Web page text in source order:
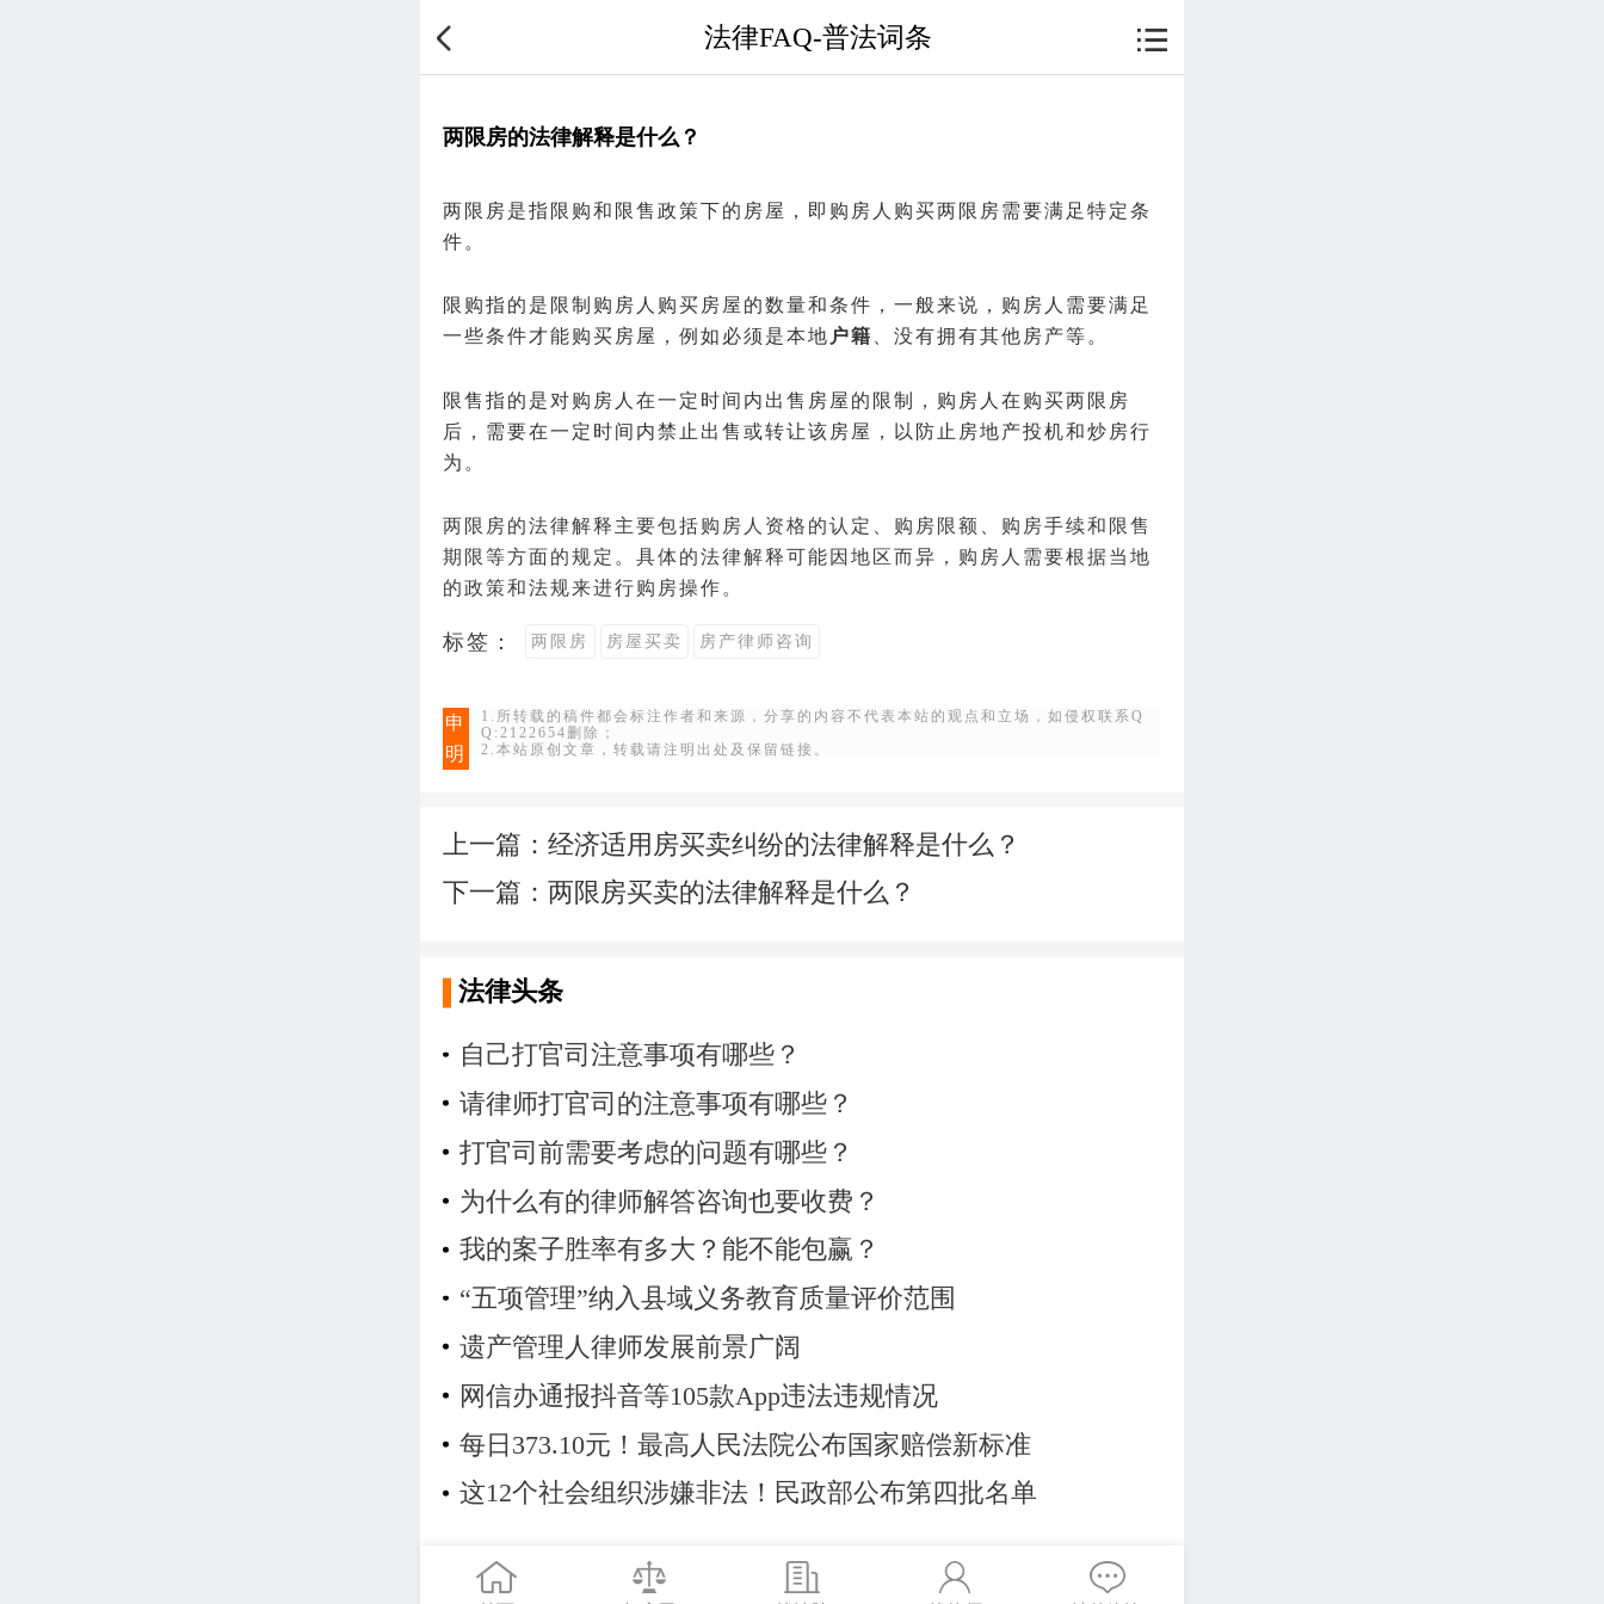
法律FAQ-普法词条
两限房的法律解释是什么？
两限房是指限购和限售政策下的房屋，即购房人购买两限房需要满足特定条
件。
限购指的是限制购房人购买房屋的数量和条件，一般来说，购房人需要满足
一些条件才能购买房屋，例如必须是本地 户籍 、没有拥有其他房产等。
限售指的是对购房人在一定时间内出售房屋的限制，购房人在购买两限房
后，需要在一定时间内禁止出售或转让该房屋，以防止房地产投机和炒房行
为。
两限房的法律解释主要包括购房人资格的认定、购房限额、购房手续和限售
期限等方面的规定。具体的法律解释可能因地区而异，购房人需要根据当地
的政策和法规来进行购房操作。
标签： 两限房 房屋买卖 房产律师咨询
申
明
1.所转载的稿件都会标注作者和来源，分享的内容不代表本站的观点和立场，如侵权联系Q
Q:2122654删除；
2.本站原创文章，转载请注明出处及保留链接。
上一篇：经济适用房买卖纠纷的法律解释是什么？
下一篇：两限房买卖的法律解释是什么？
法律头条
自己打官司注意事项有哪些？
请律师打官司的注意事项有哪些？
打官司前需要考虑的问题有哪些？
为什么有的律师解答咨询也要收费？
我的案子胜率有多大？能不能包赢？
“五项管理”纳入县域义务教育质量评价范围
遗产管理人律师发展前景广阔
网信办通报抖音等105款App违法违规情况
每日373.10元！最高人民法院公布国家赔偿新标准
这12个社会组织涉嫌非法！民政部公布第四批名单